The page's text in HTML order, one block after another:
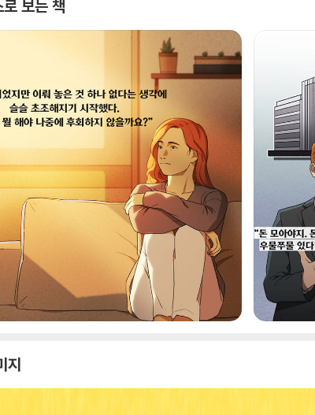
보는 책
지